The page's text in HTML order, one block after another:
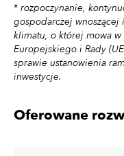
* rozpoczynanie,
gospodarczej wnoszącej
klimatu, o której mowa w
Europejskiego i Rady
sprawie ustanowienia
inwestycje.
Oferowane